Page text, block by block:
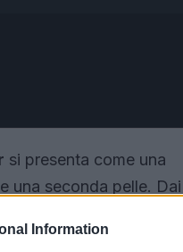
Information
si presenta come una
una seconda pelle. Dai
proporzioni innovative e